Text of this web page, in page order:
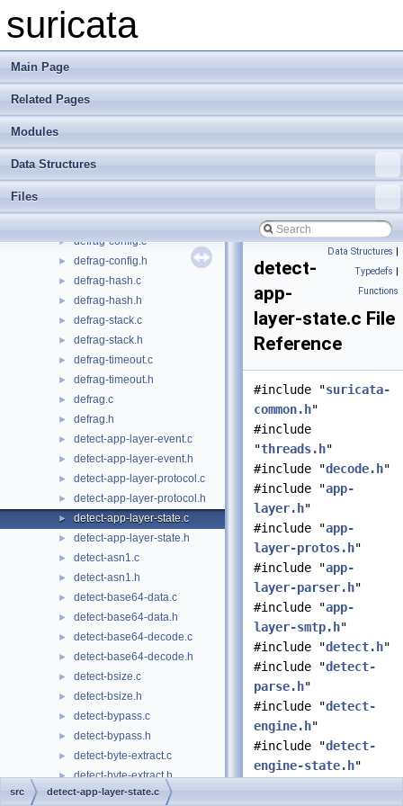
suricata
Main Page
Related Pages
Modules
Data Structures
Files
► decode-teredo.h
►
► decode-vlan.c
► decode-vlan.h
► decode-vxlan.c
► decode-vxlan.h
► defrag-config.c
► defrag-config.h
► defrag-hash.c
► defrag-hash.h
► defrag-stack.c
► defrag-stack.h
► defrag-timeout.c
► defrag-timeout.h
► defrag.c
► defrag.h
► detect-app-layer-event.c
► detect-app-layer-event.h
► detect-app-layer-protocol.c
► detect-app-layer-protocol.h
► detect-app-layer-state.c
► detect-app-layer-state.h
► detect-asn1.c
► detect-asn1.h
► detect-base64-data.c
► detect-base64-data.h
► detect-base64-decode.c
► detect-base64-decode.h
► detect-bsize.c
► detect-bsize.h
► detect-bypass.c
► detect-bypass.h
► detect-byte-extract.c
► detect-byte-extract.h
► detect-byte.c
Data Structures |
Typedefs |
Functions
detect-
app-
layer-state.c File
Reference
#include "suricata-
common.h"
#include
"threads.h"
#include "decode.h"
#include "app-
layer.h"
#include "app-
layer-protos.h"
#include "app-
layer-parser.h"
#include "app-
layer-smtp.h"
#include "detect.h"
#include "detect-
parse.h"
#include "detect-
engine.h"
#include "detect-
engine-state.h"
src detect-app-layer-state.c